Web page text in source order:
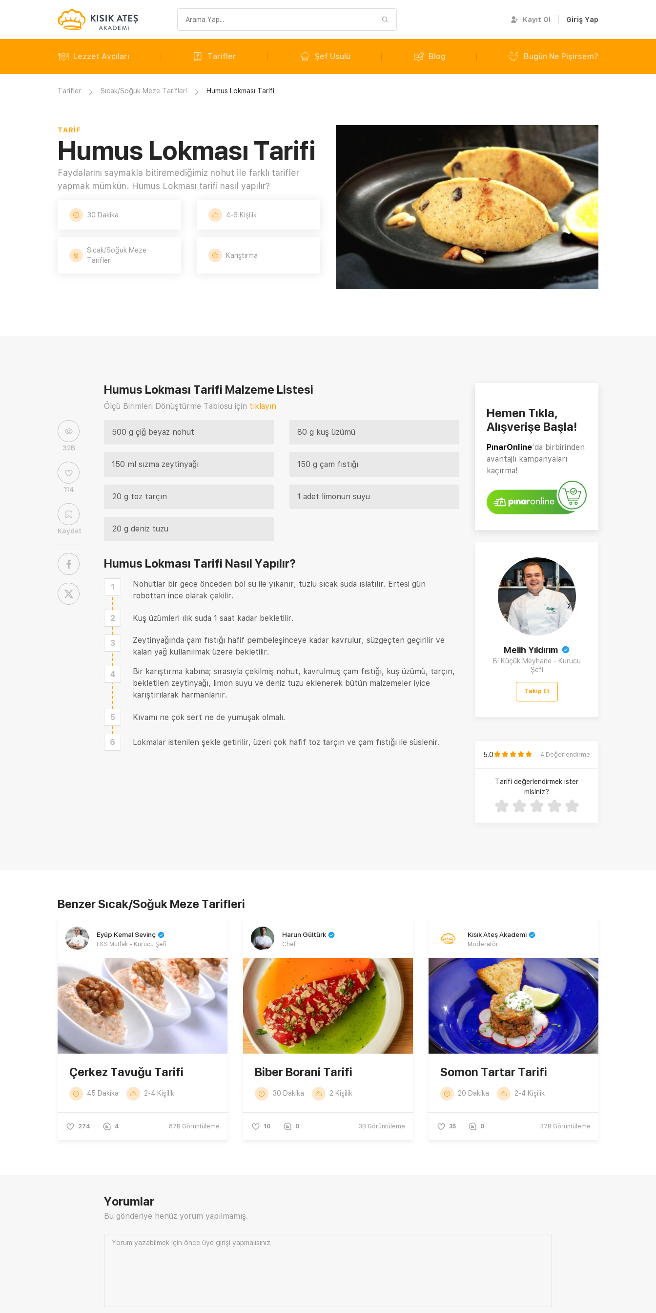
sorgusu
Kayıt Ol Giriş Yap
Lezzet Avcıları Tarifler Şef Usulü Blog Bugün Ne Pişirsem?
Tarifler Sıcak/Soğuk Meze Tarifleri Humus Lokması Tarifi
TARIF
Humus Lokması Tarifi
Faydalarını saymakla bitiremediğimiz nohut ile farklı tarifler
yapmak mümkün. Humus Lokması tarifi nasıl yapılır?
30 Dakika 4-6 Kişilik
Sıcak/Soğuk Meze
Tarifleri
Karıştırma
32B
114
Kaydet
Humus Lokması Tarifi Malzeme Listesi
Ölçü Birimleri Dönüştürme Tablosu için tıklayın
500 g çiğ beyaz nohut 80 g kuş üzümü
150 ml sızma zeytinyağı 150 g çam fıstığı
20 g toz tarçın 1 adet limonun suyu
20 g deniz tuzu
Humus Lokması Tarifi Nasıl Yapılır?
1
Nohutlar bir gece önceden bol su ile yıkanır, tuzlu sıcak suda ıslatılır. Ertesi gün
robottan ince olarak çekilir.
2 Kuş üzümleri ılık suda 1 saat kadar bekletilir.
3
Zeytinyağında çam fıstığı hafif pembeleşinceye kadar kavrulur, süzgeçten geçirilir ve
kalan yağ kullanılmak üzere bekletilir.
4
Bir karıştırma kabına; sırasıyla çekilmiş nohut, kavrulmuş çam fıstığı, kuş üzümü, tarçın,
bekletilen zeytinyağı, limon suyu ve deniz tuzu eklenerek bütün malzemeler iyice
karıştırılarak harmanlanır.
5 Kıvamı ne çok sert ne de yumuşak olmalı.
6 Lokmalar istenilen şekle getirilir, üzeri çok hafif toz tarçın ve çam fıstığı ile süslenir.
Hemen Tıkla,
Alışverişe Başla!
PınarOnline’da birbirinden
avantajlı kampanyaları
kaçırma!
Melih Yıldırım
Bi Küçük Meyhane - Kurucu
Şefi
Takip Et
5.0 4 Değerlendirme
Tarifi değerlendirmek ister
misiniz?
Benzer Sıcak/Soğuk Meze Tarifleri
Eyüp Kemal Sevinç
EKS Mutfak - Kurucu Şefi
Çerkez Tavuğu Tarifi
45 Dakika 2-4 Kişilik
274 4 87B Görüntüleme
Harun Gültürk
Chef
Biber Borani Tarifi
30 Dakika 2 Kişilik
10 0 3B Görüntüleme
Kısık Ateş Akademi
Moderatör
Somon Tartar Tarifi
20 Dakika 2-4 Kişilik
35 0 37B Görüntüleme
Yorumlar
Bu gönderiye henüz yorum yapılmamış.
Yorum yazabilmek için önce üye girişi yapmalısınız.